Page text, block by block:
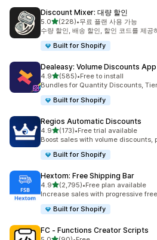
Discount Mixer: 대량 할인
5.0별 5개 중
(228)
총 리뷰 228개
•무료 플랜 사용 가능
수량 할인, 배송 할인, 할인 코드를 제공
Built for Shopify
Dealeasy: Volume Discounts App
4.9별 5개 중
(585)
총 리뷰 585개
•Free to install
Bundles for Quantity Discounts,
Built for Shopify
Regios Automatic Discounts
4.9별 5개 중
(173)
총 리뷰 173개
•Free trial available
Boost sales with volume discounts,
Built for Shopify
Hextom: Free Shipping Bar
4.9별 5개 중
(2,795)
총 리뷰 2795개
•Free plan available
Increase sales with progressive
Built for Shopify
FC ‑ Functions Creator Scripts